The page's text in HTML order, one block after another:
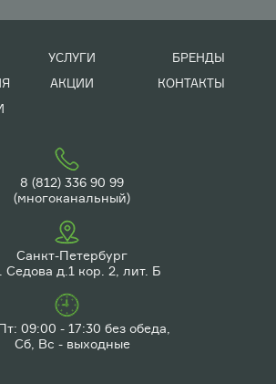
УСЛУГИ
БРЕНДЫ
АКЦИИ
КОНТАКТЫ
8 (812) 336 90 99
(многоканальный)
Санкт-Петербург
Седова д.1 кор. 2, лит. Б
09:00 - 17:30 без обеда,
Сб, Вс - выходные